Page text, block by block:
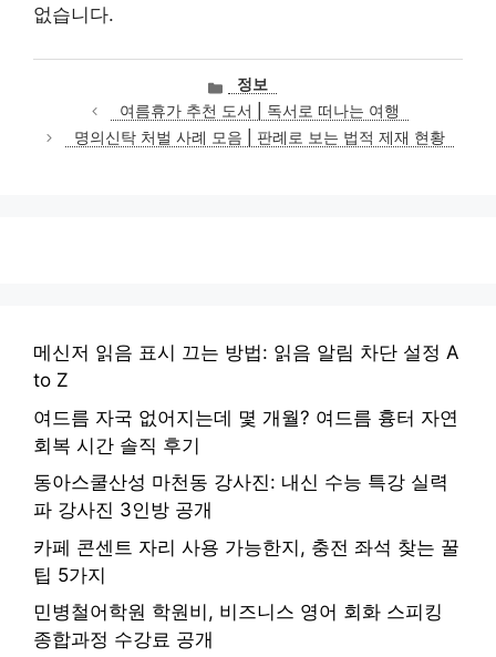
없습니다.
카
테
고
리
정보
여름휴가 추천 도서 | 독서로 떠나는 여행
명의신탁 처벌 사례 모음 | 판례로 보는 법적 제재 현황
메신저 읽음 표시 끄는 방법: 읽음 알림 차단 설정 A
to Z
여드름 자국 없어지는데 몇 개월? 여드름 흉터 자연
회복 시간 솔직 후기
동아스쿨산성 마천동 강사진: 내신 수능 특강 실력
파 강사진 3인방 공개
카페 콘센트 자리 사용 가능한지, 충전 좌석 찾는 꿀
팁 5가지
민병철어학원 학원비, 비즈니스 영어 회화 스피킹
종합과정 수강료 공개